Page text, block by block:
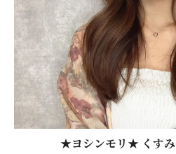
★ヨシンモリ★ くすみ